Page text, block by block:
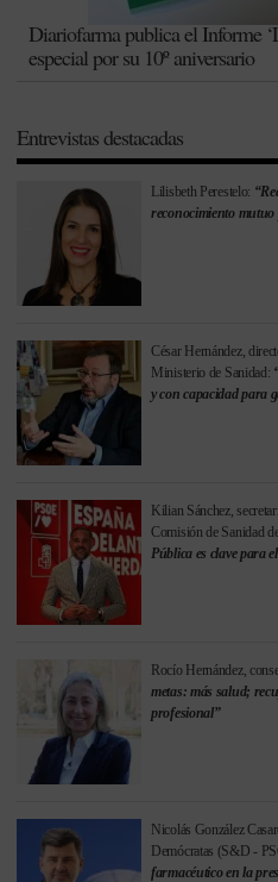
Diariofarma publica el Informe
especial por su 10º aniversario
Entrevistas destacadas
Lilisbeth Perestelo:
reconocimiento
César Hernández,
Ministerio de Sanidad:
y con capacidad para
Kilian Sánchez,
Comisión de Sanidad
Pública es clave para
Rocío Hernández,
metas: más salud;
profesional”
Nicolás González
Demócratas (S&D -
farmacéutico en la